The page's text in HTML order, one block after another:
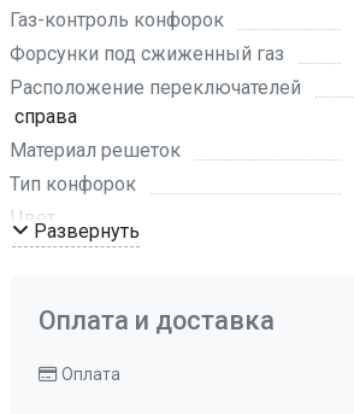
Газ-контроль конфорок
Форсунки под сжиженный газ
Расположение переключателей
справа
Материал решеток
Тип конфорок
Цвет
Материал панели управления
490х560
Развернуть
Оплата и доставка
Оплата